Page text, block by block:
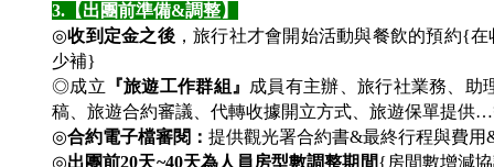
3. 【出團前準備&調整】
◎收到定金之後，旅行社才會開始活動與餐飲的預約{
少補}
◎成立 『旅遊工作群組』
成員有主辦、旅行社業務、
稿、旅遊合約審議、代轉收據開立方式、旅遊保單提供
◎合約電子檔審閱： 提供觀光署合約書&最終行程與費
◎出團前20天~40天為人員房型數調整期間{房間數增減